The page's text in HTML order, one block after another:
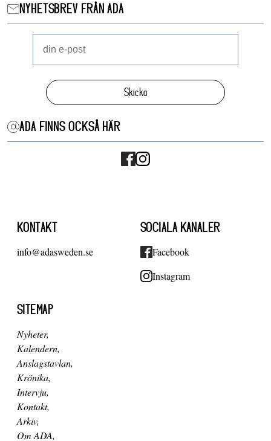
NYHETSBREV FRÅN ADA
Skicka
ADA FINNS OCKSÅ HÄR
KONTAKT
info@adasweden.se
SOCIALA KANALER
Facebook
Instagram
SITEMAP
Nyheter
Kalendern
Anslagstavlan
Krönika
Intervju
Kontakt
Arkiv
Om ADA